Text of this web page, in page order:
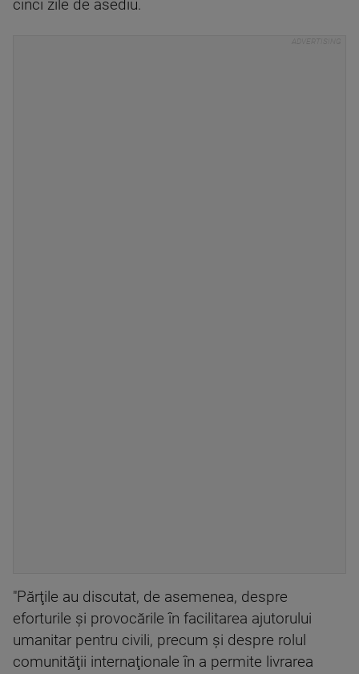
cinci zile de asediu.
"Părţile au discutat, de asemenea, despre
eforturile şi provocările în facilitarea ajutorului
umanitar pentru civili, precum şi despre rolul
comunităţii internaţionale în a permite livrarea